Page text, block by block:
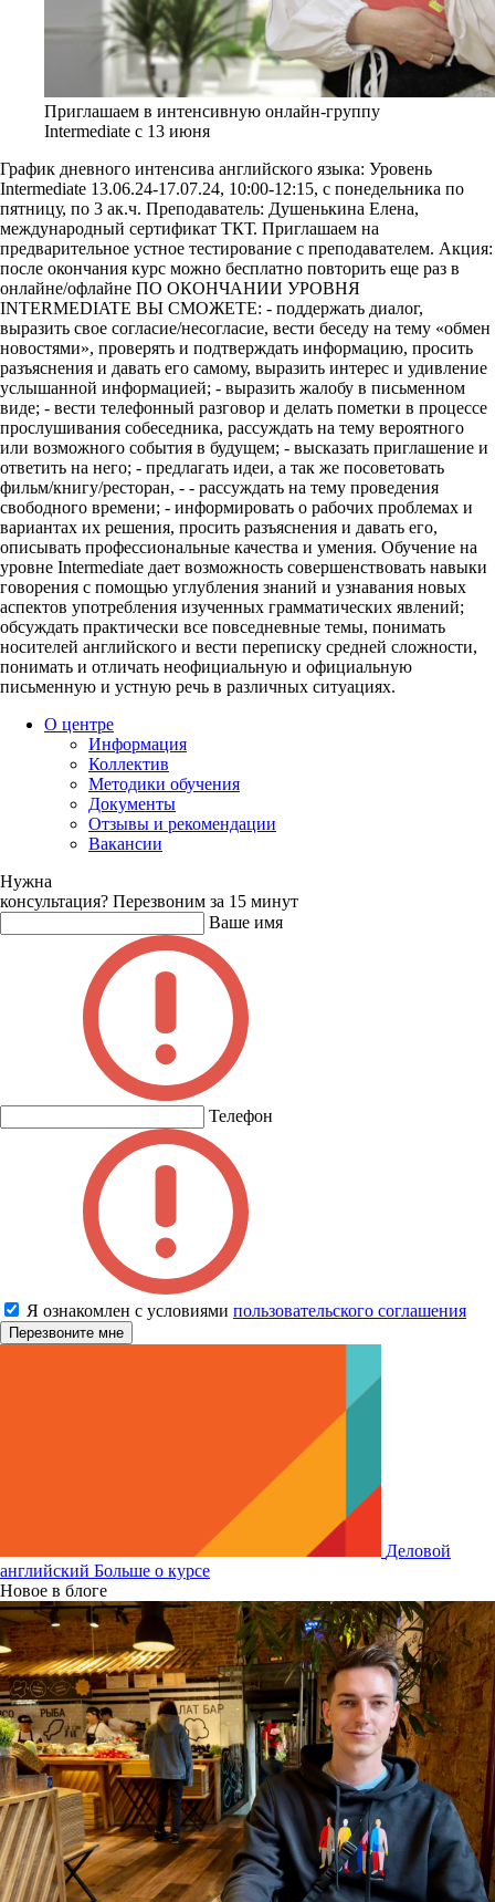
Приглашаем в интенсивную онлайн-группу
Intermediate с 13 июня
График дневного интенсива английского языка: Уровень
Intermediate 13.06.24-17.07.24, 10:00-12:15, с понедельника по
пятницу, по 3 ак.ч. Преподаватель: Душенькина Елена,
международный сертификат ТКТ. Приглашаем на
предварительное устное тестирование с преподавателем. Акция:
после окончания курс можно бесплатно повторить еще раз в
онлайне/офлайне ПО ОКОНЧАНИИ УРОВНЯ
INTERMEDIATE ВЫ СМОЖЕТЕ: - поддержать диалог,
выразить свое согласие/несогласие, вести беседу на тему «обмен
новостями», проверять и подтверждать информацию, просить
разъяснения и давать его самому, выразить интерес и удивление
услышанной информацией; - выразить жалобу в письменном
виде; - вести телефонный разговор и делать пометки в процессе
прослушивания собеседника, рассуждать на тему вероятного
или возможного события в будущем; - высказать приглашение и
ответить на него; - предлагать идеи, а так же посоветовать
фильм/книгу/ресторан, - - рассуждать на тему проведения
свободного времени; - информировать о рабочих проблемах и
вариантах их решения, просить разъяснения и давать его,
описывать профессиональные качества и умения. Обучение на
уровне Intermediate дает возможность совершенствовать навыки
говорения с помощью углубления знаний и узнавания новых
аспектов употребления изученных грамматических явлений;
обсуждать практически все повседневные темы, понимать
носителей английского и вести переписку средней сложности,
понимать и отличать неофициальную и официальную
письменную и устную речь в различных ситуациях.
О центре
Информация
Коллектив
Методики обучения
Документы
Отзывы и рекомендации
Вакансии
Нужна
консультация? Перезвоним за 15 минут
Ваше имя
Телефон
Я ознакомлен с условиями пользовательского соглашения
Деловой
английский Больше о курсе
Новое в блоге